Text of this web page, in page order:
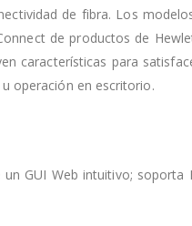
de fibra. Los
de productos de
características para
operación en escritorio.
GUI Web intuitivo; soporta